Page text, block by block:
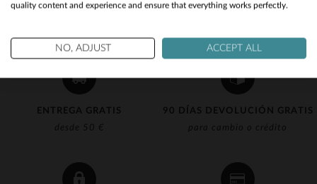
ENTREGA GRATIS
desde 50 €
90 DÍAS DEVOLUCIÓN GRATIS
para cambio o crédito
No
Yes
quality content and experience and ensure that everything works perfectly.
NO, ADJUST ACCEPT ALL